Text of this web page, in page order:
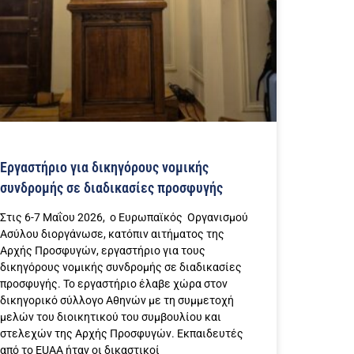
Eργαστήριο για δικηγόρους νομικής
συνδρομής σε διαδικασίες προσφυγής
Στις 6-7 Μαΐου 2026, ο Ευρωπαϊκός Οργανισμού
Ασύλου διοργάνωσε, κατόπιν αιτήματος της
Αρχής Προσφυγών, εργαστήριο για τους
δικηγόρους νομικής συνδρομής σε διαδικασίες
προσφυγής. Το εργαστήριο έλαβε χώρα στον
δικηγορικό σύλλογο Αθηνών με τη συμμετοχή
μελών του διοικητικού του συμβουλίου και
στελεχών της Αρχής Προσφυγών. Εκπαιδευτές
από το EUAA ήταν οι δικαστικοί